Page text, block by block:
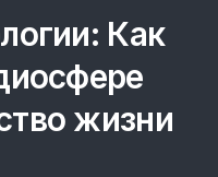
Как
жизни